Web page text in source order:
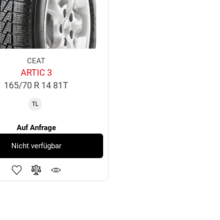
CEAT
ARTIC 3
165/70 R 14 81T
TL
Auf Anfrage
Nicht verfügbar